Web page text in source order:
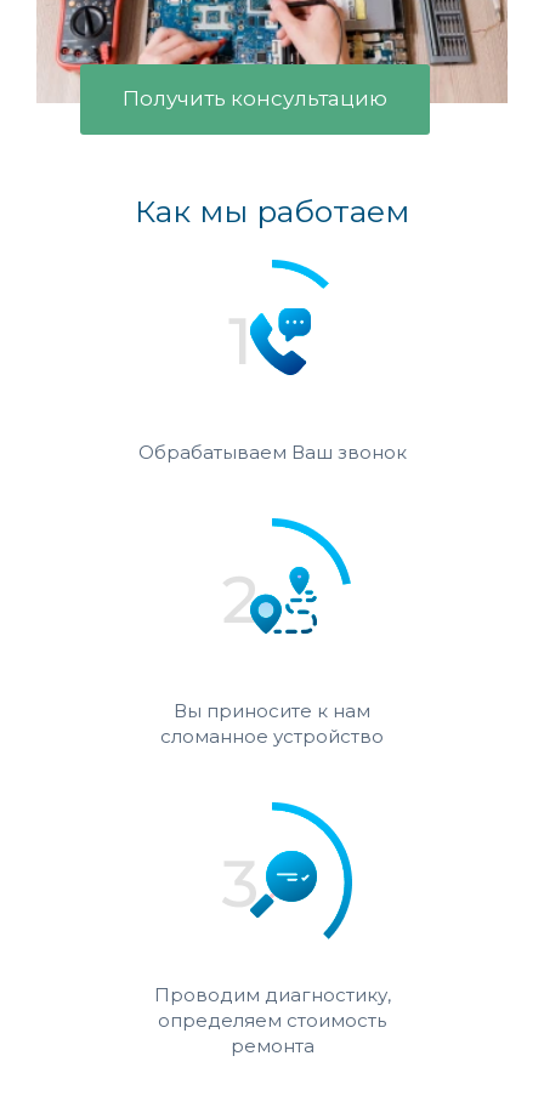
Получить консультацию
Как мы работаем
Обрабатываем Ваш звонок
Вы приносите к нам
сломанное устройство
Проводим диагностику,
определяем стоимость
ремонта